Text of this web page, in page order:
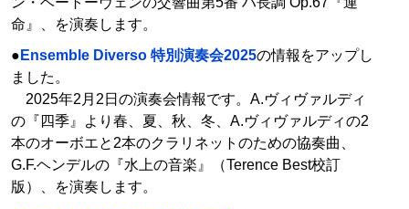
命』、を演奏します。
● Ensemble Diverso 特別演奏会2025の情報をアップし
ました。
2025年2月2日の演奏会情報です。A.ヴィヴァルディ
の『四季』より春、夏、秋、冬、A.ヴィヴァルディの2
本のオーボエと2本のクラリネットのための協奏曲、
G.F.ヘンデルの『水上の音楽』（Terence Best校訂
版）、を演奏します。